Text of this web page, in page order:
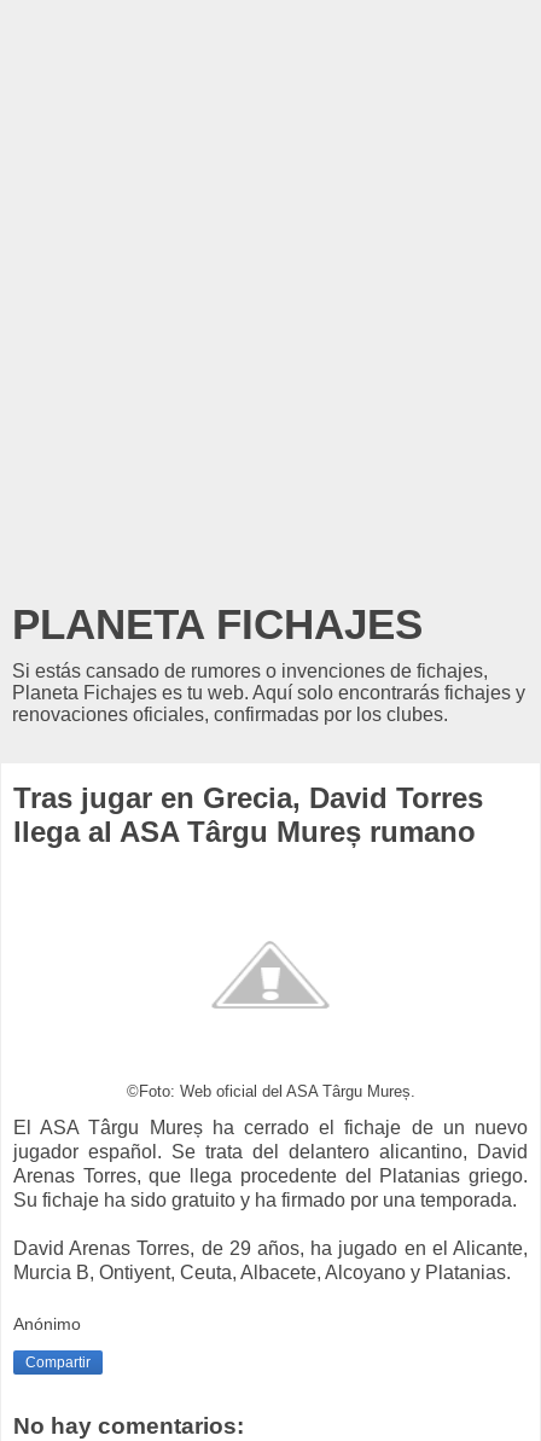
PLANETA FICHAJES
Si estás cansado de rumores o invenciones de fichajes,
Planeta Fichajes es tu web. Aquí solo encontrarás fichajes y
renovaciones oficiales, confirmadas por los clubes.
Tras jugar en Grecia, David Torres
llega al ASA Târgu Mureș rumano
©Foto: Web oficial del ASA Târgu Mureș.
El ASA Târgu Mureș ha cerrado el fichaje de un nuevo
jugador español. Se trata del delantero alicantino, David
Arenas Torres, que llega procedente del Platanias griego.
Su fichaje ha sido gratuito y ha firmado por una temporada.
David Arenas Torres, de 29 años, ha jugado en el Alicante,
Murcia B, Ontiyent, Ceuta, Albacete, Alcoyano y Platanias.
Anónimo
Compartir
No hay comentarios: